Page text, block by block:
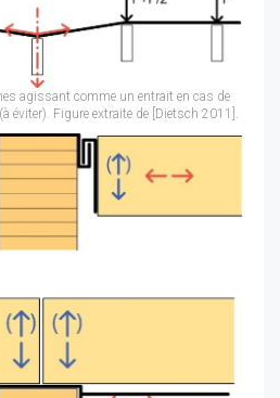
agissant comme un entrait en cas de
éviter). Figure extraite de [Dietsch 2011].